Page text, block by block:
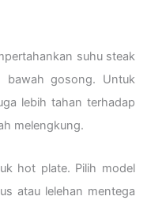
suhu steak
bawah gosong. Untuk
lebih tahan terhadap
melengkung.
hot plate. Pilih model
atau lelehan mentega